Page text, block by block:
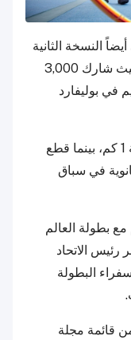
النسخة الثانية
من سباق برنامج الأولمبياد المدرسي، حيث شارك 3,000
في بوليفارد
ركض أطفال المدارس الابتدائية لمسافة 1 كم، بينما قطع
الثانوية في سباق
بطولة العالم
2024، حيث حضر رئيس الاتحاد
البطولة
قائمة مجلة